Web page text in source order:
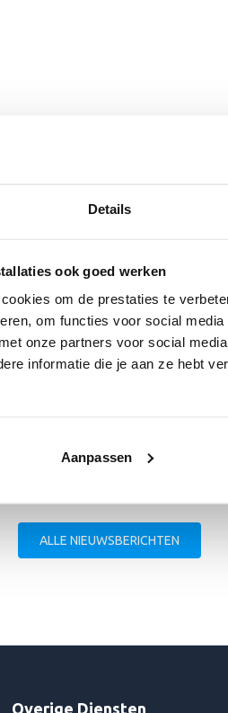
Details
ook goed werken
om de prestaties te
om functies voor social
onze partners voor social
informatie die je aan ze hebt
Aanpassen
ALLE NIEUWSBERICHTEN
Overige Diensten